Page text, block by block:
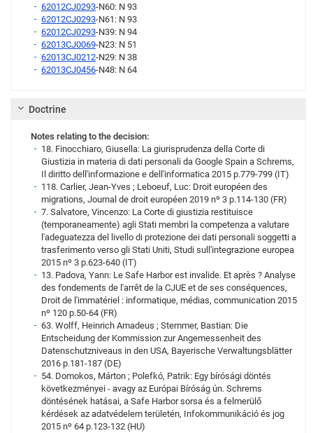
62012CJ0293-N60: N 93
62012CJ0293-N61: N 93
62012CJ0293-N39: N 94
62013CJ0069-N23: N 51
62013CJ0212-N29: N 38
62013CJ0456-N48: N 64
Doctrine
Notes relating to the decision:
18. Finocchiaro, Giusella: La giurisprudenza della Corte di
Giustizia in materia di dati personali da Google Spain a Schrems,
Il diritto dell'informazione e dell'informatica 2015 p.779-799 (IT)
118. Carlier, Jean-Yves ; Leboeuf, Luc: Droit européen des
migrations, Journal de droit européen 2019 nº 3 p.114-130 (FR)
7. Salvatore, Vincenzo: La Corte di giustizia restituisce
(temporaneamente) agli Stati membri la competenza a valutare
l'adeguatezza del livello di protezione dei dati personali soggetti a
trasferimento verso gli Stati Uniti, Studi sull'integrazione europea
2015 nº 3 p.623-640 (IT)
13. Padova, Yann: Le Safe Harbor est invalide. Et après ? Analyse
des fondements de l'arrêt de la CJUE et de ses conséquences,
Droit de l'immatériel : informatique, médias, communication 2015
nº 120 p.50-64 (FR)
63. Wolff, Heinrich Amadeus ; Stemmer, Bastian: Die
Entscheidung der Kommission zur Angemessenheit des
Datenschutzniveaus in den USA, Bayerische Verwaltungsblätter
2016 p.181-187 (DE)
54. Domokos, Márton ; Polefkó, Patrik: Egy bírósági döntés
következményei - avagy az Európai Bíróság ún. Schrems
döntésének hatásai, a Safe Harbor sorsa és a felmerülő
kérdések az adatvédelem területén, Infokommunikáció és jog
2015 nº 64 p.123-132 (HU)